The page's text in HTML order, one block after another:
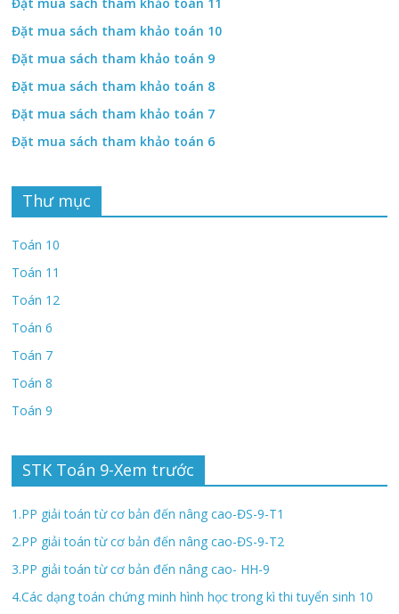
Đặt mua sách tham khảo toán 10
Đặt mua sách tham khảo toán 9
Đặt mua sách tham khảo toán 8
Đặt mua sách tham khảo toán 7
Đặt mua sách tham khảo toán 6
Thư mục
Toán 10
Toán 11
Toán 12
Toán 6
Toán 7
Toán 8
Toán 9
STK Toán 9-Xem trước
1.PP giải toán từ cơ bản đến nâng cao-ĐS-9-T1
2.PP giải toán từ cơ bản đến nâng cao-ĐS-9-T2
3.PP giải toán từ cơ bản đến nâng cao- HH-9
4.Các dạng toán chứng minh hình học trong kì thi tuyển sinh 10